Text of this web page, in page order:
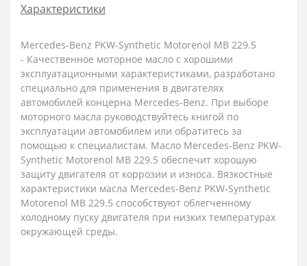
Характеристики
Mercedes-Benz PKW-Synthetic Motorenol MB 229.5
- Качественное моторное масло с хорошими
эксплуатационными характеристиками, разработано
специально для применения в двигателях
автомобилей концерна Mercedes-Benz. При выборе
моторного масла руководствуйтесь книгой по
эксплуатации автомобилем или обратитесь за
помощью к специалистам. Масло Mercedes-Benz PKW-
Synthetic Motorenol MB 229.5 обеспечит хорошую
защиту двигателя от коррозии и износа. Вязкостные
характеристики масла Mercedes-Benz PKW-Synthetic
Motorenol MB 229.5 способствуют облегченному
холодному пуску двигателя при низких температурах
окружающей среды.